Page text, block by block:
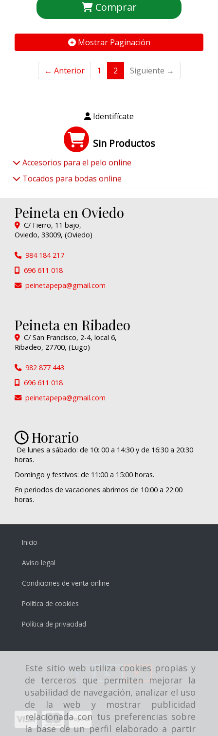
Este sitio web utiliza cookies propias y
de terceros que permiten mejorar la
usabilidad de navegación, analizar el uso
de la web y mostrar publicidad
relacionada con tus preferencias sobre
la base de un perfil elaborado a partir
Comprar
Mostrar Paginación
← Anterior 1 2 Siguiente →
Identifícate
Sin Productos
Accesorios para el pelo online
Tocados para bodas online
Peineta en Oviedo
C/ Fierro, 11 bajo,
Oviedo, 33009, (Oviedo)
984 184 217
696 611 018
peinetapepa
gmail.com
Peineta en Ribadeo
C/ San Francisco, 2-4, local 6,
Ribadeo, 27700, (Lugo)
982 877 443
696 611 018
peinetapepa
gmail.com
Horario
De lunes a sábado: de 10: 00 a 14:30 y de 16:30 a 20:30
horas.
Domingo y festivos: de 11:00 a 15:00 horas.
En periodos de vacaciones abrimos de 10:00 a 22:00
horas.
Inicio
Aviso legal
Condiciones de venta online
Política de cookies
Política de privacidad